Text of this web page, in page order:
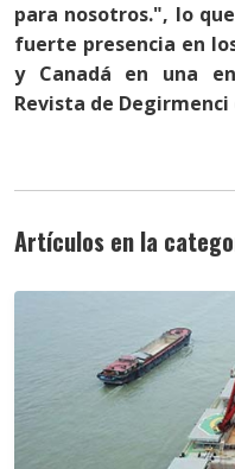
para nosotros.", lo
fuerte presencia en
y Canadá en una
Revista de
Artículos en la